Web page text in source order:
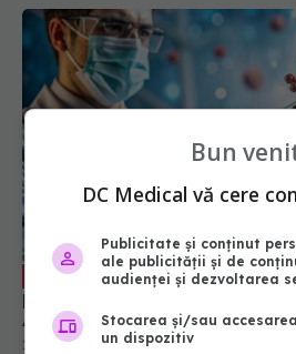
EXCLUSIV Remdesivir, tratamentul injectabil
pentru COVID. Prof. dr. Simin
Administrarea se face în
29 aug 2024, 23:43
Bun
DC Medical vă cere
Publicitate și conținut
ale publicității și de
audienței și dezvoltarea
Stocarea și/sau
un dispozitiv